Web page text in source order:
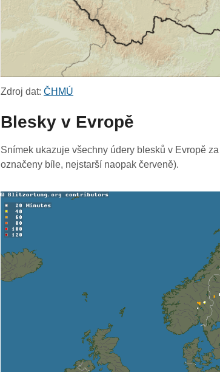
Zdroj dat:ČHMÚ
Blesky v Evropě
Snímek ukazuje všechny údery blesků v Evropě
označeny bíle, nejstarší naopak červeně).